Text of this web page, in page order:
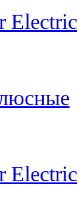
Electric
Electric